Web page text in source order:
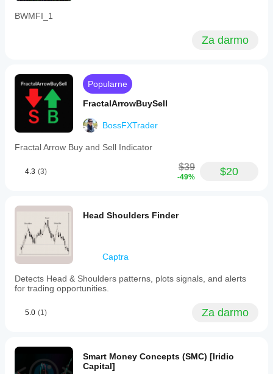
BWMFI_1
Za darmo
Popularne
FractalArrowBuySell
BossFXTrader
Fractal Arrow Buy and Sell Indicator
4.3 (3) $39
-49% $20
Head Shoulders Finder
Captra
Detects Head & Shoulders patterns, plots signals, and alerts
for trading opportunities.
5.0 (1) Za darmo
Smart Money Concepts (SMC) [Iridio
Capital]